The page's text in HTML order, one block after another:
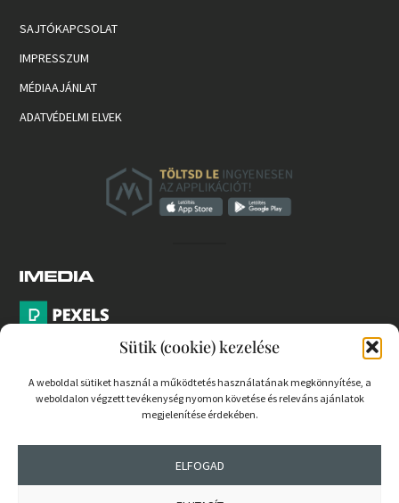
Sütik (cookie) kezelése
A weboldal sütiket használ a működtetés használatának megkönnyítése, a
weboldalon végzett tevékenység nyomon követése és releváns ajánlatok
megjelenítése érdekében.
ELFOGAD
SAJTÓKAPCSOLAT
IMPRESSZUM
MÉDIAAJÁNLAT
ADATVÉDELMI ELVEK
PARTNEREK